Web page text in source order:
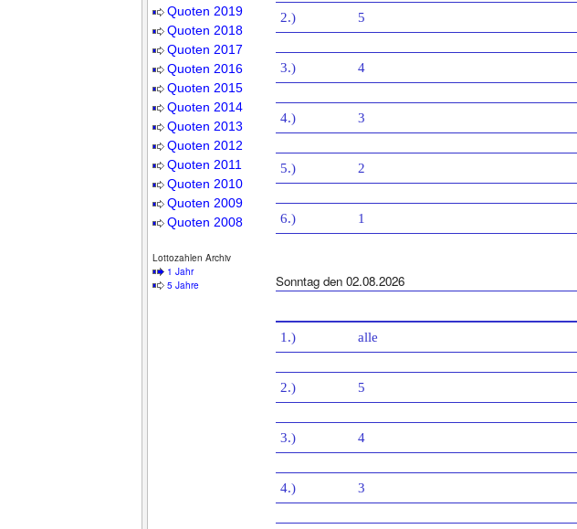
Quoten 2019
Quoten 2018
Quoten 2017
Quoten 2016
Quoten 2015
Quoten 2014
Quoten 2013
Quoten 2012
Quoten 2011
Quoten 2010
Quoten 2009
Quoten 2008
Lottozahlen Archiv
1 Jahr
5 Jahre
2.) 5
3.) 4
4.) 3
5.) 2
6.) 1
Sonntag den 02.08.2026
1.) alle
2.) 5
3.) 4
4.) 3